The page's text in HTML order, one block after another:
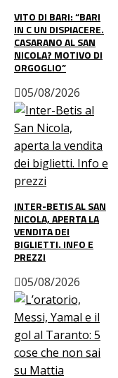
VITO DI BARI: “BARI
IN C UN DISPIACERE.
CASARANO AL SAN
NICOLA? MOTIVO DI
ORGOGLIO”
05/08/2026
INTER-BETIS AL SAN
NICOLA, APERTA LA
VENDITA DEI
BIGLIETTI. INFO E
PREZZI
05/08/2026